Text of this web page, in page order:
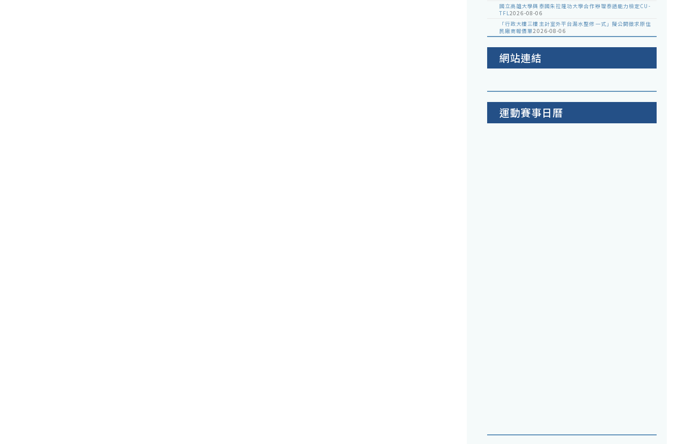
國立高雄大學與泰國朱拉隆功大學合作辦理泰語能力檢定CU-
TFL2026-08-06
「行政大樓三樓主計室外平台漏水整修一式」擬公開徵求原住
民廠商報價單2026-08-06
網站連結
運動賽事日曆